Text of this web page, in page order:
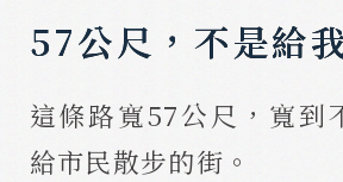
57公尺，不是給
這條路寬57公尺，寬到
給市民散步的街。